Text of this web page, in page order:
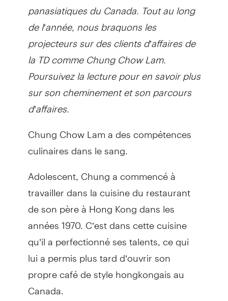
panasiatiques du Canada. Tout au long
de l’année, nous braquons les
projecteurs sur des clients d’affaires de
la TD comme Chung Chow Lam.
Poursuivez la lecture pour en savoir plus
sur son cheminement et son parcours
d’affaires.
Chung Chow Lam a des compétences
culinaires dans le sang.
Adolescent, Chung a commencé à
travailler dans la cuisine du restaurant
de son père à Hong Kong dans les
années 1970. C’est dans cette cuisine
qu’il a perfectionné ses talents, ce qui
lui a permis plus tard d’ouvrir son
propre café de style hongkongais au
Canada.